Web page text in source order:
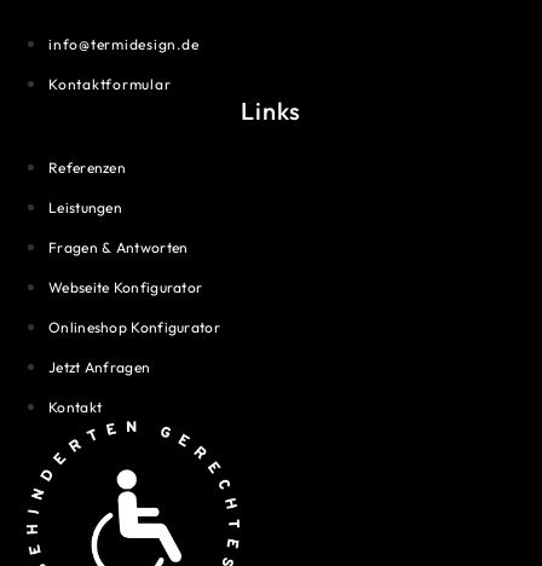
info@termidesign.de
Kontaktformular
Links
Referenzen
Leistungen
Fragen & Antworten
Webseite Konfigurator
Onlineshop Konfigurator
Jetzt Anfragen
Kontakt